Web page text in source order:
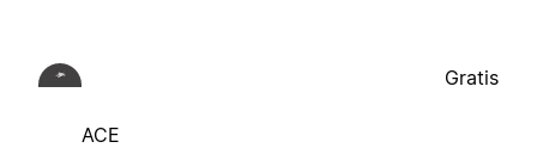
ACE
Gratis